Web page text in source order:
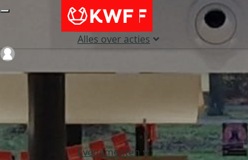
Alles over acties
Evenementen
Login